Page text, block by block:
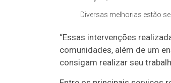
Diversas melhorias estão
“Essas intervenções
comunidades, além de um
consigam realizar seu